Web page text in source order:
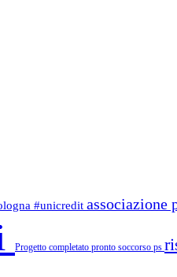
#unicredit associazione
Progetto completato pronto soccorso ps